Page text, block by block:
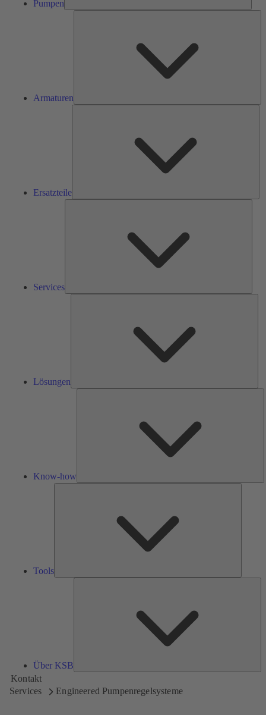
Pumpen
Armaturen
Ersatzteile
Services
Lösungen
Know-how
Tools
Über KSB
Kontakt
Services
Engineered Pumpenregelsysteme